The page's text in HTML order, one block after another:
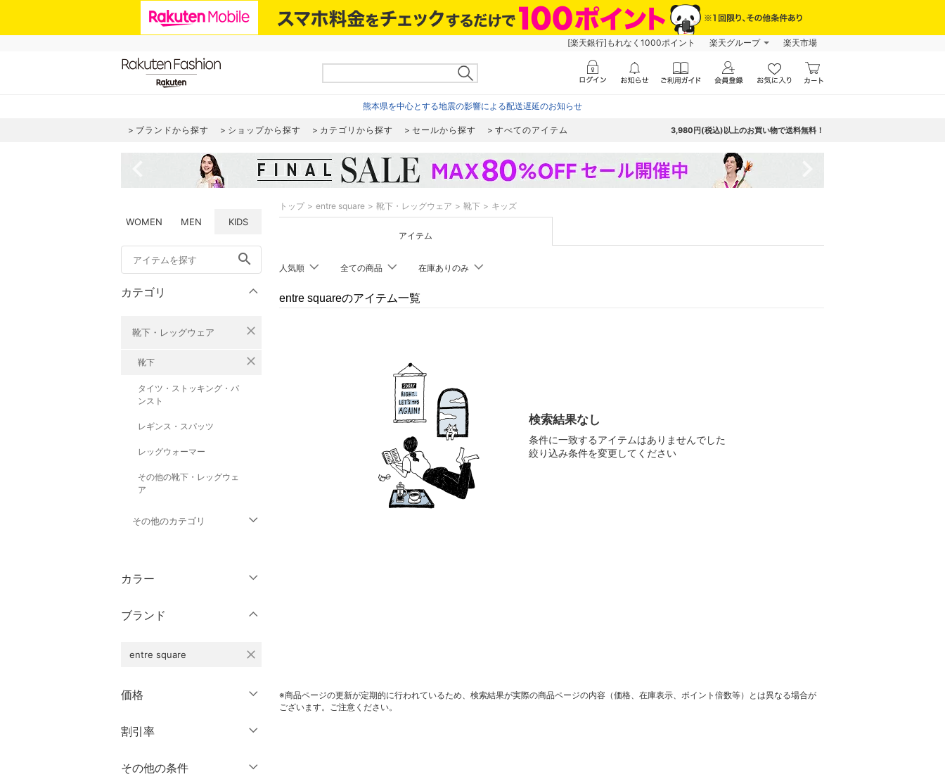
[楽天銀行]もれなく1000ポイント 楽天グループ 楽天市場
熊本県を中心とする地震の影響による配送遅延のお知らせ
ブランドから探す ショップから探す カテゴリから探す セールから探す すべてのアイテム 3,980円(税込)以上のお買い物で送料無料！
WOMEN MEN KIDS
search
カテゴリ
靴下・レッグウェア close
靴下 close
タイツ・ストッキング・パ
ンスト
レギンス・スパッツ
レッグウォーマー
その他の靴下・レッグウェ
ア
その他のカテゴリ
パンツ
ワンピース・ドレス
スカート
ーオール
バッグ
カラー
クリア
ブランド
entre square close
価格
絞り込み
割引率
％OFF～ ％OFF
その他の条件
トップ entre square 靴下・レッグウェア 靴下 キッズ
アイテム
人気順 全ての商品 在庫ありのみ
entre squareのアイテム一覧
検索結果なし
条件に一致するアイテムはありませんでした
絞り込み条件を変更してください
※商品ページの更新が定期的に行われているため、検索結果が実際の商品ページの内容（価格、在庫表示、ポイント倍数等）とは異なる場合が
ございます。ご注意ください。